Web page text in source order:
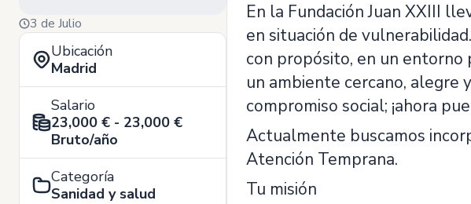
3 de Julio
Ubicación
Madrid
Salario
23,000 € - 23,000 €
Bruto/año
Categoría
Sanidad y salud
En la Fundación Juan XXIII
en situación de
con propósito, en un entorno
un ambiente cercano, alegre
compromiso social; ¡ahora
Actualmente buscamos
Atención Temprana.
Tu misión